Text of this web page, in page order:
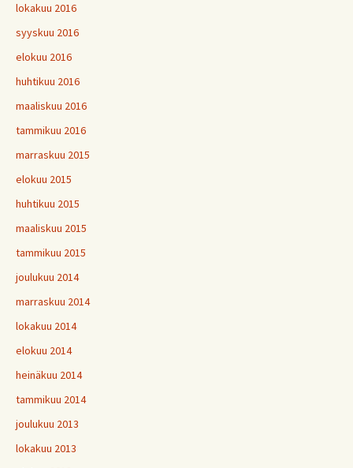
lokakuu 2016
syyskuu 2016
elokuu 2016
huhtikuu 2016
maaliskuu 2016
tammikuu 2016
marraskuu 2015
elokuu 2015
huhtikuu 2015
maaliskuu 2015
tammikuu 2015
joulukuu 2014
marraskuu 2014
lokakuu 2014
elokuu 2014
heinäkuu 2014
tammikuu 2014
joulukuu 2013
lokakuu 2013